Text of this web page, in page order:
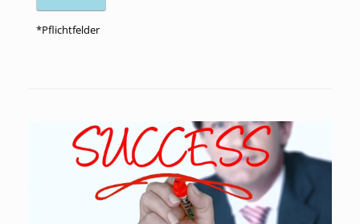
*Pflichtfelder